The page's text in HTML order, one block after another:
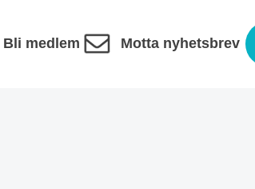
Bli medlem Motta nyhetsbrev